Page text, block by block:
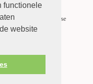
functionele
website
de gehele Protestantse